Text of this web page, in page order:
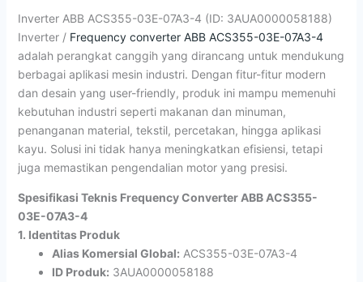
Inverter ABB ACS355-03E-07A3-4 (ID: 3AUA0000058188)
Inverter / Frequency converter ABB ACS355-03E-07A3-4
adalah perangkat canggih yang dirancang untuk mendukung
berbagai aplikasi mesin industri. Dengan fitur-fitur modern
dan desain yang user-friendly, produk ini mampu memenuhi
kebutuhan industri seperti makanan dan minuman,
penanganan material, tekstil, percetakan, hingga aplikasi
kayu. Solusi ini tidak hanya meningkatkan efisiensi, tetapi
juga memastikan pengendalian motor yang presisi.
Spesifikasi Teknis Frequency Converter ABB ACS355-
03E-07A3-4
1. Identitas Produk
Alias Komersial Global: ACS355-03E-07A3-4
ID Produk: 3AUA0000058188